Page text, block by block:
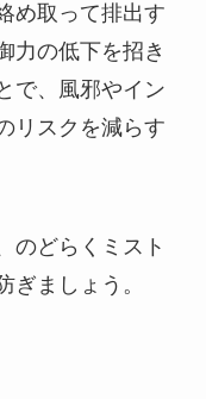
め取って排出す
力の低下を招き
で、風邪やイン
リスクを減らす
のどらくミスト
ぎましょう。